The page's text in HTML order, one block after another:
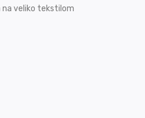
na veliko tekstilom